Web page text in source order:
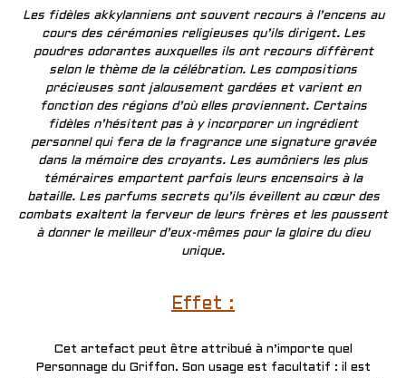
Les fidèles akkylanniens ont souvent recours à l’encens au
cours des cérémonies religieuses qu’ils dirigent. Les
poudres odorantes auxquelles ils ont recours diffèrent
selon le thème de la célébration. Les compositions
précieuses sont jalousement gardées et varient en
fonction des régions d’où elles proviennent. Certains
fidèles n’hésitent pas à y incorporer un ingrédient
personnel qui fera de la fragrance une signature gravée
dans la mémoire des croyants. Les aumôniers les plus
téméraires emportent parfois leurs encensoirs à la
bataille. Les parfums secrets qu’ils éveillent au cœur des
combats exaltent la ferveur de leurs frères et les poussent
à donner le meilleur d’eux-mêmes pour la gloire du dieu
unique.
Effet :
Cet artefact peut être attribué à n’importe quel
Personnage du Griffon. Son usage est facultatif : il est